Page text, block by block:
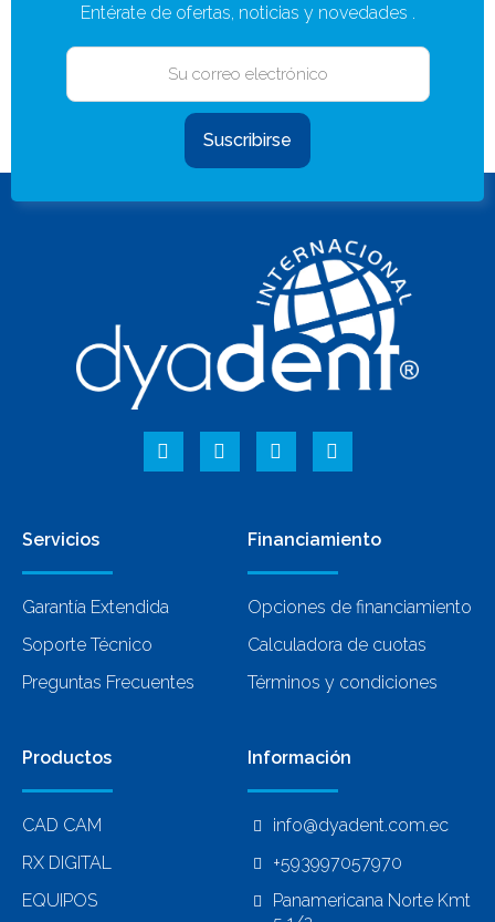
Entérate de ofertas, noticias y novedades .
Suscribirse
Servicios
Garantía Extendida
Soporte Técnico
Preguntas Frecuentes
Financiamiento
Opciones de financiamiento
Calculadora de cuotas
Términos y condiciones
Productos
CAD CAM
RX DIGITAL
EQUIPOS
Información
info@dyadent.com.ec
+593997057970
Panamericana Norte Kmt